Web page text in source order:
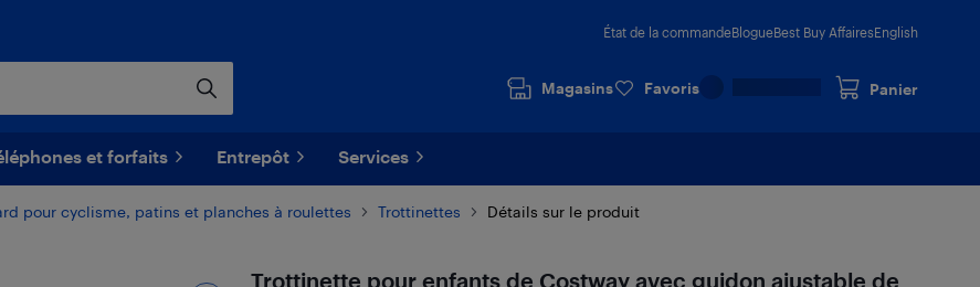
État de la commandeBlogueBest Buy AffairesEnglish
Magasins Favoris Panier
et forfaits Entrepôt Services
pour cyclisme, patins et planches à roulettes Trottinettes Détails sur le produit
Trottinette pour enfants de Costway avec guidon ajustable de